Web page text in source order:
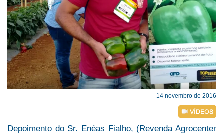
14 novembro de 2016
Depoimento do Sr. Enéas Fialho, (Revenda Agrocenter